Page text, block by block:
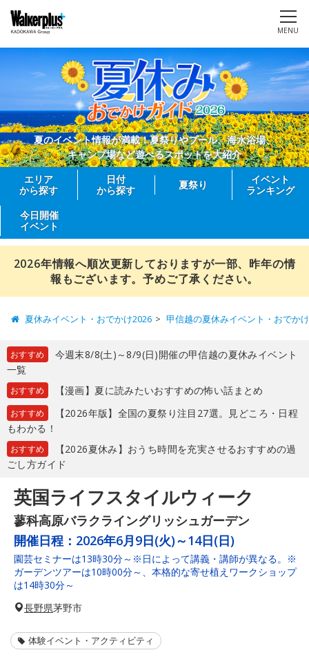
MENU
夏のイベント情報が満載！夏祭りやプール、海水浴場、
キャンプ場など遊べるスポットを大紹介
エリア
から探す
日付
から探す
夏祭り
イベント
ランキング
今日開催
イベント
2026年情報へ順次更新しておりますが一部、昨年の情
報もございます。予めご了承ください。
夏休みイベント・おでかけ2026 甲信越の夏休みイベント・おでか
おすすめ
今週末8/8(土)～8/9(日)開催の甲信越の夏休みイベント
一覧
おすすめ 【漫画】夏に読みたいおすすめの怖い話まとめ
おすすめ
【2026年版】全国の夏祭り注目27選。見どころ・日程
もわかる！
おすすめ
【2026夏休み】おうち時間を充実させるおすすめの過
ごし方ガイド
英国ライフスタイルウィーク
蓼科高原バラクライングリッシュガーデン
開催日程： 2026年6月9日(火)～14日(日)
園芸セミナーは13時30分～※日によって講義・講師が異なる。※
ガーデンツアーは10時00分～、本格的な寄せ植えワークショップ
は14時30分～
長野県茅野市
体験イベント・アクティビティ